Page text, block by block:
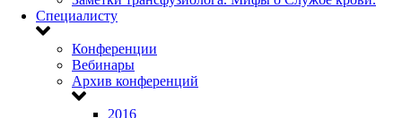
Специалисту
Конференции
Вебинары
Архив конференций
2016